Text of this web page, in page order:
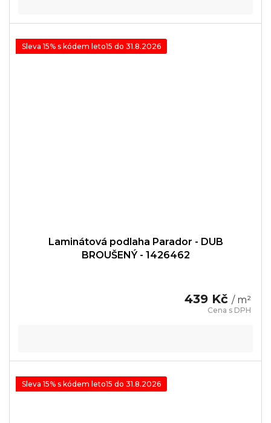
Sleva 15% s kódem leto15 do 31.8.2026
Laminátová podlaha Parador - DUB
BROUŠENÝ - 1426462
439 Kč / m²
Sleva 15% s kódem leto15 do 31.8.2026